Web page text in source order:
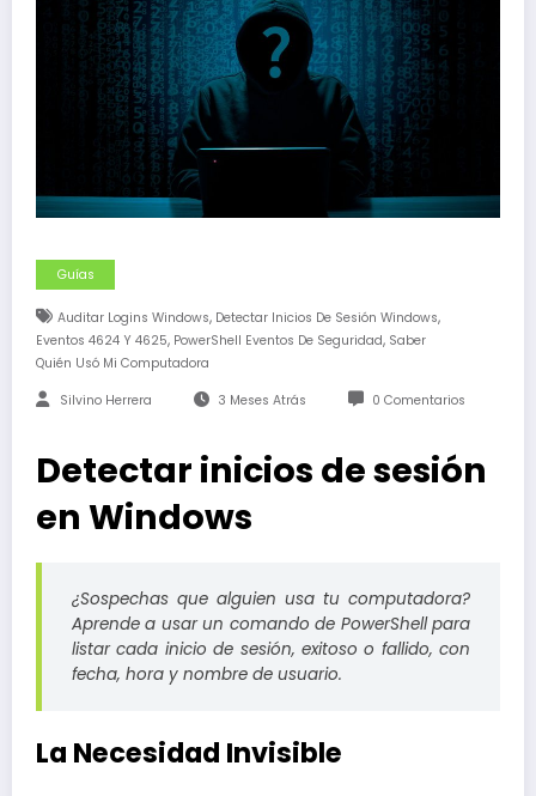
Guías
Auditar Logins Windows, Detectar Inicios De Sesión Windows,
Eventos 4624 Y 4625, PowerShell Eventos De Seguridad, Saber
Quién Usó Mi Computadora
Silvino Herrera 3 Meses Atrás 0 Comentarios
Detectar inicios de sesión
en Windows
¿Sospechas que alguien usa tu computadora?
Aprende a usar un comando de PowerShell para
listar cada inicio de sesión, exitoso o fallido, con
fecha, hora y nombre de usuario.
La Necesidad Invisible